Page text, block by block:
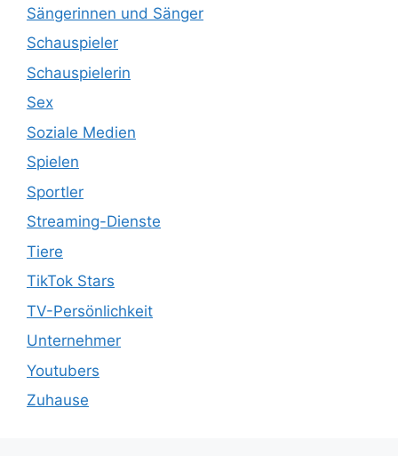
Sängerinnen und Sänger
Schauspieler
Schauspielerin
Sex
Soziale Medien
Spielen
Sportler
Streaming-Dienste
Tiere
TikTok Stars
TV-Persönlichkeit
Unternehmer
Youtubers
Zuhause